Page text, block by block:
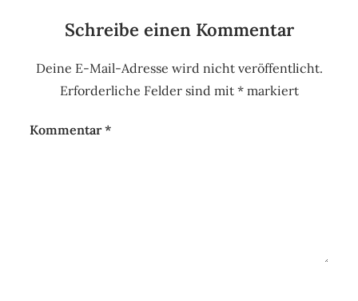
Schreibe einen Kommentar
Deine E-Mail-Adresse wird nicht veröffentlicht.
Erforderliche Felder sind mit *markiert
Kommentar*